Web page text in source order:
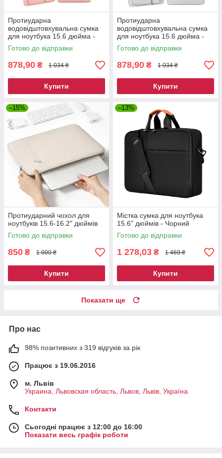
Протиударна
водовідштовхувальна сумка
для ноутбука 15.6 дюйма -
Рожевий
Готово до відправки
878,90 ₴ 1 034 ₴
Купити
Протиударна
водовідштовхувальна сумка
для ноутбука 15.6 дюйма -
Світло-сірий
Готово до відправки
878,90 ₴ 1 034 ₴
Купити
–15%
Протиударний чохол для
ноутбуків 15.6-16.2" дюймів
Готово до відправки
850 ₴ 1 000 ₴
Купити
–13%
Містка сумка для ноутбука
15.6" дюймів - Чорний
Готово до відправки
1 278,03 ₴ 1 469 ₴
Купити
Показати ще
Про нас
98% позитивних з 319 відгуків за рік
Працює з 19.06.2016
м. Львів
Украина, Львовская область, Львов, Львів, Україна
Контакти
Сьогодні працює з 12:00 до 16:00
Показати весь графік роботи